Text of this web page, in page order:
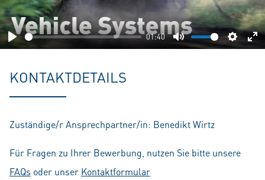
Play
01:40
Mute
KONTAKTDETAILS
Zuständige/r Ansprechpartner/in: Benedikt Wirtz
Für Fragen zu Ihrer Bewerbung, nutzen Sie bitte unsere
FAQs oder unser Kontaktformular